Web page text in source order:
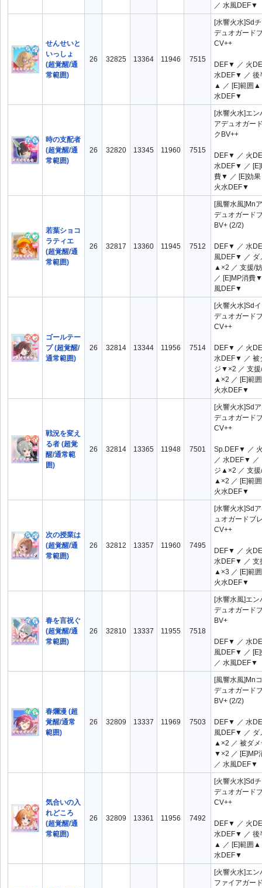
／ 水風DEF▼
せんせいと
いっしょ
(超覚醒/通
常範囲)
26 32825 13364 11946 7515
[水響火水]Sd
デュオガード
CV++
DEF▼ ／ 火
水DEF▼ ／ 後
▲ ／ [E]範囲▲
水DEF▼
時の支配者
(超覚醒/通
常範囲)
26 32820 13345 11960 7515
[水響火水]エン
アデュオガー
クBV++
DEF▼ ／ 火
水DEF▼ ／
費▼ ／ [E]効
火水DEF▼
若葉ショコ
ラティエ
(超覚醒/通
常範囲)
26 32817 13360 11945 7512
[風響水風]Mn
デュオガード
BV+ (2/2)
DEF▼ ／ 水
風DEF▼ ／ ダ
▲×2 ／ 支援/
／ [E]MP消費
風DEF▼
ゴールテー
プ (超覚醒/
通常範囲)
26 32814 13344 11956 7514
[火響火水]Sd
デュオガード
CV++
DEF▼ ／ 火
水DEF▼ ／ 被
ジ▼×2 ／ 支援
▲×2 ／ [E]範
火水DEF▼
戦況を変え
る者 (超覚
醒/通常範
囲)
26 32814 13365 11948 7501
[火響火水]Sd
デュオガード
CV++
Sp.DEF▼ ／
／ 水DEF▼ ／
ジ▲×2 ／ 支援
▲×2 ／ [E]範
火水DEF▼
次の授業は
(超覚醒/通
常範囲)
26 32812 13357 11960 7495
[水響火水]Sd
ュオガードブ
CV++
DEF▼ ／ 火
水DEF▼ ／ 支
▲×3 ／ [E]範
火水DEF▼
春を言祝ぐ
(超覚醒/通
常範囲)
26 32810 13337 11955 7518
[水響水風]エン
デュオガード
BV+
DEF▼ ／ 水
風DEF▼ ／
／ 水風DEF▼
春爛漫 (超
覚醒/通常
範囲)
26 32809 13337 11969 7503
[風響水風]Mn
デュオガード
BV+ (2/2)
DEF▼ ／ 水
風DEF▼ ／ ダ
▲×2 ／ 被ダメ
▼×2 ／ [E]MP
／ 水風DEF▼
気合いの入
れどころ
(超覚醒/通
常範囲)
26 32809 13361 11956 7492
[火響火水]Sd
デュオガード
CV++
DEF▼ ／ 火
水DEF▼ ／ 後
▲ ／ [E]範囲▲
水DEF▼
[火響火水]エン
ファイアガー